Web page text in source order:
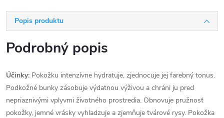
Popis produktu
Podrobný popis
Účinky: Pokožku intenzívne hydratuje, zjednocuje jej farebný tonus.
Podkožné bunky zásobuje výdatnou výživou a chráni ju pred
nepriaznivými vplyvmi životného prostredia. Obnovuje pružnosť
pokožky, jemné vrásky vyhladzuje a zjemňuje tvárové rysy. Pokožka